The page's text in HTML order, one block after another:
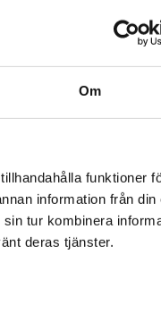
Om
funktioner
information från din
tur kombinera
deras tjänster.
Välj